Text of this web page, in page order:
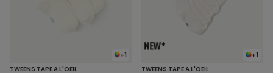
+1
TWEENS TAPE A L'OEIL
+1
TWEENS TAPE A L'OEIL